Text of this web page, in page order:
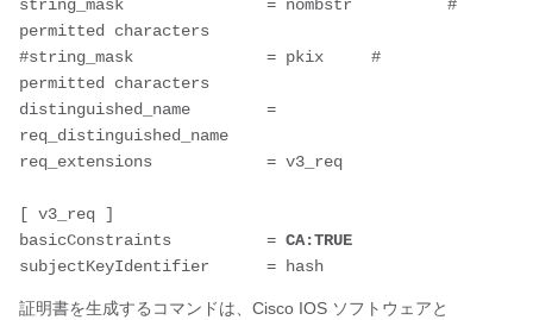
string_mask               = nombstr          #
permitted characters
#string_mask              = pkix     #
permitted characters
distinguished_name        =
req_distinguished_name
req_extensions            = v3_req
[ v3_req ]
basicConstraints          = CA:TRUE
subjectKeyIdentifier      = hash
証明書を生成するコマンドは、Cisco IOS ソフトウェアと